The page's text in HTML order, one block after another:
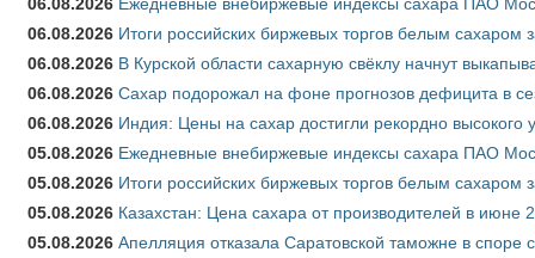
06.08.2026 Итоги российских биржевых торгов белым сахаром
06.08.2026 В Курской области сахарную свёклу начнут
06.08.2026 Сахар подорожал на фоне прогнозов дефицита в
06.08.2026 Индия: Цены на сахар достигли рекордно высокого
05.08.2026 Ежедневные внебиржевые индексы сахара ПАО
05.08.2026 Итоги российских биржевых торгов белым сахаром
05.08.2026 Казахстан: Цена сахара от производителей в июне
05.08.2026 Апелляция отказала Саратовской таможне в